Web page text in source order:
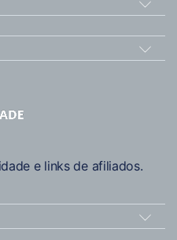
e links de afiliados.